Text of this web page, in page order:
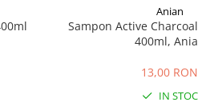
Anian
Sampon Active
400ml,
13,00 RON
IN STOC